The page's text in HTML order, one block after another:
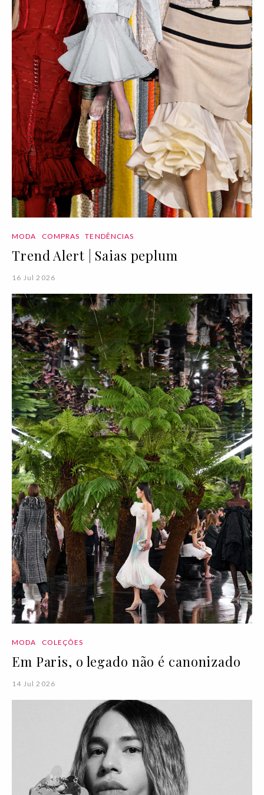
MODA COMPRAS TENDÊNCIAS
Trend Alert | Saias peplum
16 Jul 2026
MODA COLEÇÕES
Em Paris, o legado não é canonizado
14 Jul 2026